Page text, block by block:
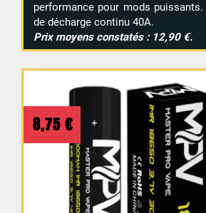
performance pour mods puissants.
de décharge continu 40A.
Prix moyens constatés : 12,90 €.
8,75 €